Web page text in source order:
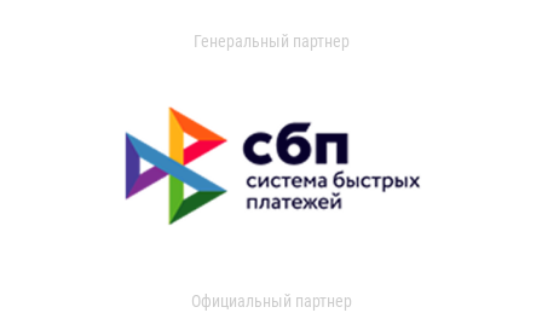
Генеральный партнер
Официальный партнер